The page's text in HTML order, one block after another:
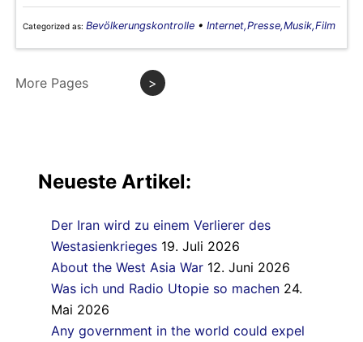
Categorized as: Bevölkerungskontrolle • Internet,Presse,Musik,Film
More Pages >
Neueste Artikel:
Der Iran wird zu einem Verlierer des
Westasienkrieges 19. Juli 2026
About the West Asia War 12. Juni 2026
Was ich und Radio Utopie so machen 24.
Mai 2026
Any government in the world could expel